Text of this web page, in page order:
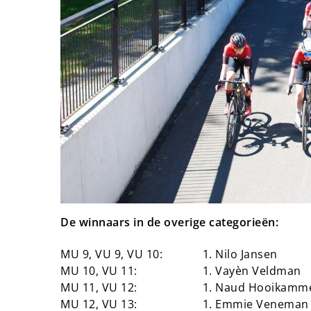
De winnaars in de overige categorieën:
MU 9, VU 9, VU 10:
MU 10, VU 11:
MU 11, VU 12:
MU 12, VU 13:
1. Nilo Jansen
1. Vayèn Veldman
1. Naud
1. Emmie Veneman